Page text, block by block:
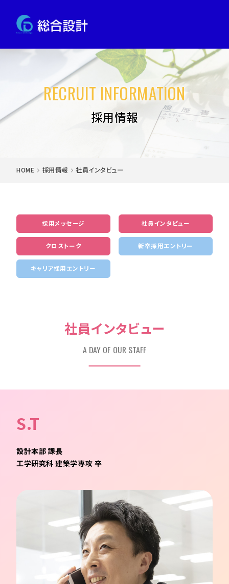
RECRUIT INFORMATION
採用情報
HOME 採用情報 社員インタビュー
採用メッセージ 社員インタビュー
クロストーク 新卒採用エントリー
キャリア採用エントリー
社員インタビュー
A DAY OF OUR STAFF
S.T
設計本部 課長
工学研究科 建築学専攻 卒